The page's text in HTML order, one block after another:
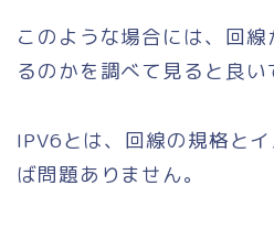
このような場合には、回
るのかを調べて見ると良い
IPV6とは、回線の規格と
ば問題ありません。